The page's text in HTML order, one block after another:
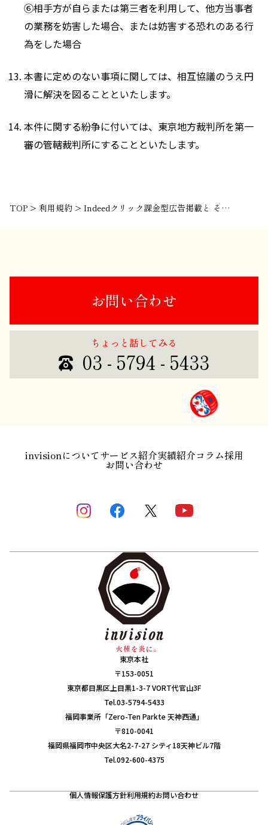
⑥相手方が自らまたは第三者を利用して、他方当事者
の業務を妨害した場合、または妨害する恐れのある行
為をした場合
本書に定めのない事項に関しては、相互協議のうえ円
滑に解決を図ることといたします。
本件に関する紛争に付いては、東京地方裁判所を第一
審の管轄裁判所にすることといたします。
TOP > 利用規約 > Indeedクリック課金型広告掲載と その運用に関する利用規約
お問い合わせ
ちょっと話してみる
03 - 5794 - 5433
invisionについてサービス紹介実績紹介コラム採用
お問い合わせ
東京本社
〒153-0051
東京都目黒区上目黒1-3-7 VORT代官山3F
Tel.03-5794-5433
福岡事業所「Zero-Ten Parkte 天神西通」
〒810-0041
福岡県福岡市中央区大名2-7-27 シティ18天神ビル7階
Tel.092-600-4375
個人情報保護方針利用規約お問い合わせ